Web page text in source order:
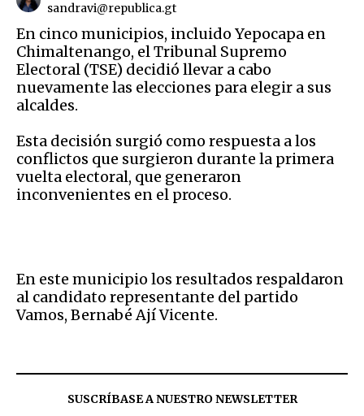
sandravi@republica.gt
En cinco municipios, incluido Yepocapa en
Chimaltenango, el Tribunal Supremo
Electoral (TSE) decidió llevar a cabo
nuevamente las elecciones para elegir a sus
alcaldes.
Esta decisión surgió como respuesta a los
conflictos que surgieron durante la primera
vuelta electoral, que generaron
inconvenientes en el proceso.
En este municipio los resultados respaldaron
al candidato representante del partido
Vamos, Bernabé Ají Vicente.
SUSCRÍBASE A NUESTRO NEWSLETTER